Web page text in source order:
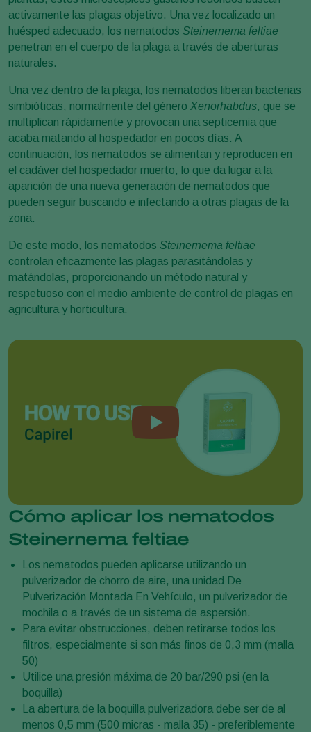
activamente las plagas objetivo. Una vez localizado un
huésped adecuado, los nematodos Steinernema feltiae
penetran en el cuerpo de la plaga a través de aberturas
naturales.
Una vez dentro de la plaga, los nematodos liberan bacterias
simbióticas, normalmente del género Xenorhabdus, que se
multiplican rápidamente y provocan una septicemia que
acaba matando al hospedador en pocos días. A
continuación, los nematodos se alimentan y reproducen en
el cadáver del hospedador muerto, lo que da lugar a la
aparición de una nueva generación de nematodos que
pueden seguir buscando e infectando a otras plagas de la
zona.
De este modo, los nematodos Steinernema feltiae
controlan eficazmente las plagas parasitándolas y
matándolas, proporcionando un método natural y
respetuoso con el medio ambiente de control de plagas en
agricultura y horticultura.
Cómo aplicar los nematodos
Steinernema feltiae
Los nematodos pueden aplicarse utilizando un
pulverizador de chorro de aire, una unidad De
Pulverización Montada En Vehículo, un pulverizador de
mochila o a través de un sistema de aspersión.
Para evitar obstrucciones, deben retirarse todos los
filtros, especialmente si son más finos de 0,3 mm (malla
50)
Utilice una presión máxima de 20 bar/290 psi (en la
boquilla)
La abertura de la boquilla pulverizadora debe ser de al
menos 0,5 mm (500 micras - malla 35) - preferiblemente